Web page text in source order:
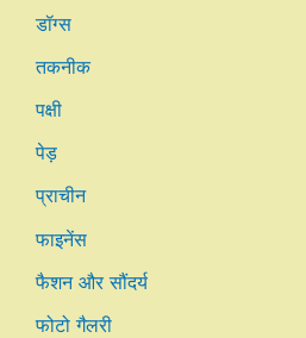
डॉग्स
तकनीक
पक्षी
पेड़
प्राचीन
फाइनेंस
फैशन और सौंदर्य
फोटो गैलरी